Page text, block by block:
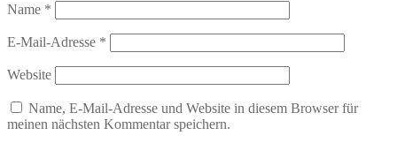
Name *
E-Mail-Adresse *
Website
Name, E-Mail-Adresse und Website in diesem Browser für
meinen nächsten Kommentar speichern.